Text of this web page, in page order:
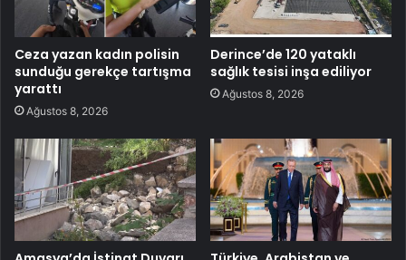
Ceza yazan kadın polisin
sunduğu gerekçe tartışma
yarattı
Ağustos 8, 2026
Derince’de 120 yataklı
sağlık tesisi inşa ediliyor
Ağustos 8, 2026